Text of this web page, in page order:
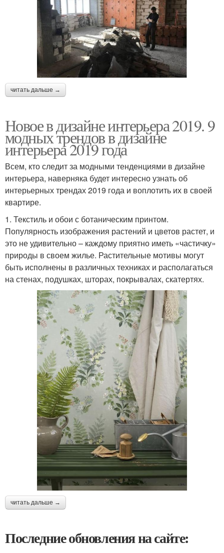
читать дальше →
Новое в дизайне интерьера 2019. 9
модных трендов в дизайне
интерьера 2019 года
Всем, кто следит за модными тенденциями в дизайне
интерьера, наверняка будет интересно узнать об
интерьерных трендах 2019 года и воплотить их в своей
квартире.
1. Текстиль и обои с ботаническим принтом.
Популярность изображения растений и цветов растет, и
это не удивительно – каждому приятно иметь «частичку»
природы в своем жилье. Растительные мотивы могут
быть исполнены в различных техниках и располагаться
на стенах, подушках, шторах, покрывалах, скатертях.
читать дальше →
Последние обновления на сайте: